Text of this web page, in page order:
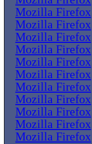
Mozilla Firefox
Mozilla Firefox
Mozilla Firefox
Mozilla Firefox
Mozilla Firefox
Mozilla Firefox
Mozilla Firefox
Mozilla Firefox
Mozilla Firefox
Mozilla Firefox
Mozilla Firefox